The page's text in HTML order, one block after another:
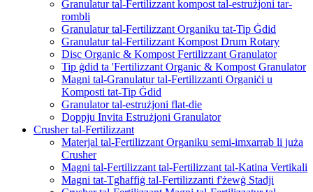
Granulatur tal-Fertilizzant kompost tal-estrużjoni tar-
rombli
Granulatur tal-Fertilizzant Organiku tat-Tip Ġdid
Granulatur tal-Fertilizzant Kompost Drum Rotary
Disc Organic & Kompost Fertilizzant Granulator
Tip ġdid ta 'Fertilizzant Organic & Kompost Granulator
Magni tal-Granulatur tal-Fertilizzanti Organiċi u
Komposti tat-Tip Ġdid
Granulator tal-estrużjoni flat-die
Doppju Invita Estrużjoni Granulator
Crusher tal-Fertilizzant
Materjal tal-Fertilizzant Organiku semi-imxarrab li juża
Crusher
Magni tal-Fertilizzant tal-Fertilizzant tal-Katina Vertikali
Magni tat-Tgħaffiġ tal-Fertilizzanti f'żewġ Stadji